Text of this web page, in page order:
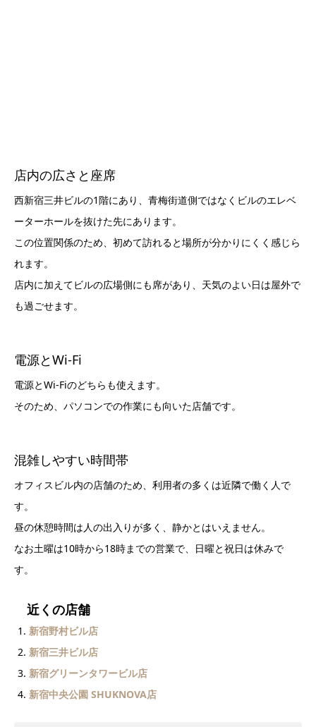
店内の広さと座席
西新宿三井ビルの1階にあり、青梅街道側ではなくビルのエレベ
ーターホールを抜けた先にあります。
この位置関係のため、初めて訪れると場所が分かりにくく感じら
れます。
店内に加えてビルの広場側にも席があり、天気のよい日は屋外で
も過ごせます。
電源とWi-Fi
電源とWi-Fiのどちらも使えます。
そのため、パソコンでの作業にも向いた店舗です。
混雑しやすい時間帯
オフィスビル内の店舗のため、利用者の多くは近隣で働く人で
す。
昼の休憩時間は人の出入りが多く、静かとはいえません。
なお土曜は10時から18時までの営業で、日曜と祝日は休みで
す。
近くの店舗
新宿野村ビル店
新宿三井ビル店
新宿グリーンタワービル店
新宿中央公園 SHUKNOVA店